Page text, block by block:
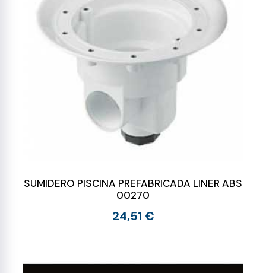
SUMIDERO PISCINA PREFABRICADA LINER ABS
00270
24,51 €